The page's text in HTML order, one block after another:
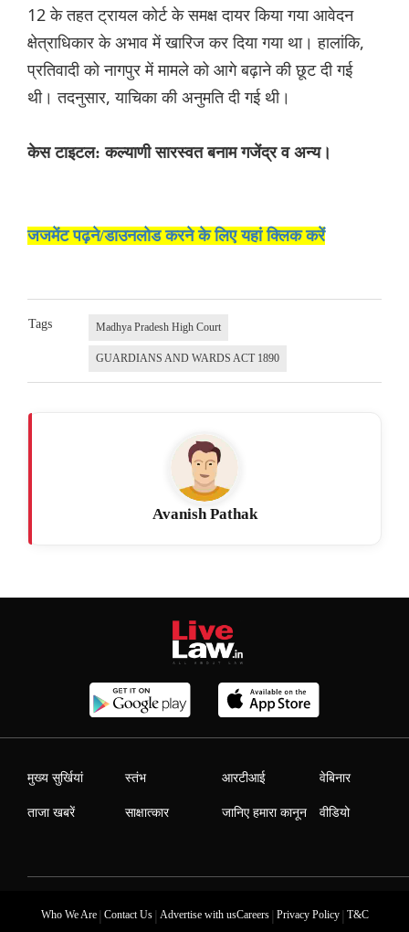
12 के तहत ट्रायल कोर्ट के समक्ष दायर किया गया आवेदन
क्षेत्राधिकार के अभाव में खारिज कर दिया गया था। हालांकि,
प्रतिवादी को नागपुर में मामले को आगे बढ़ाने की छूट दी गई
थी। तदनुसार, याचिका की अनुमति दी गई थी।
केस टाइटल: कल्याणी सारस्वत बनाम गजेंद्र व अन्य।
जजमेंट पढ़ने/डाउनलोड करने के लिए यहां क्लिक करें
Tags Madhya Pradesh High Court
GUARDIANS AND WARDS ACT 1890
Avanish Pathak
मुख्य सुर्खियां
ताजा खबरें
स्तंभ
साक्षात्कार
आरटीआई
जानिए हमारा कानून
वेबिनार
वीडियो
Who We Are| Contact Us| Advertise with usCareers| Privacy Policy| T&C